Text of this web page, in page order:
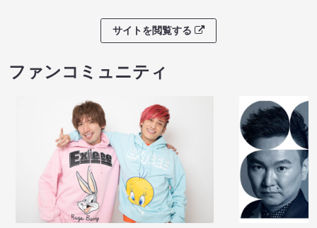
サイトを閲覧する
ファンコミュニティ